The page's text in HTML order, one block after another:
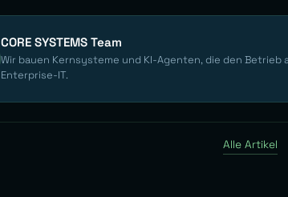
CORE SYSTEMS Team
Wir bauen Kernsysteme und KI-Agenten, die den Betrieb
Enterprise-IT.
Alle Artikel